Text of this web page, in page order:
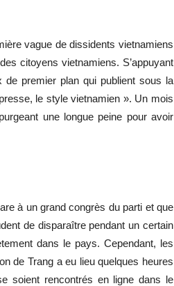
vague de dissidents vietnamiens
citoyens vietnamiens. S’appuyant
de premier plan qui publient sous la
le style vietnamien ». Un mois
une longue peine pour avoir
à un grand congrès du parti et que
de disparaître pendant un certain
dans le pays. Cependant, les
de Trang a eu lieu quelques heures
soient rencontrés en ligne dans le